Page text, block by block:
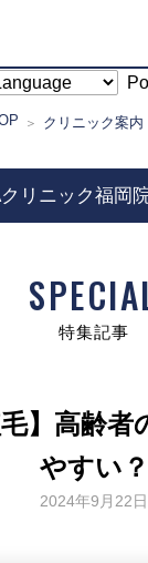
クリニック案内
リニック福岡
特集記事
毛】高齢
やすい？
2024年9月22日